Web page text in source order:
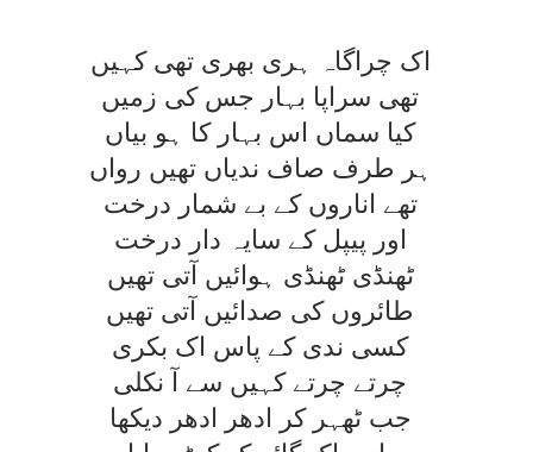
اک چراگاہ ہری بھری تھی کہيں
تھی سراپا بہار جس کی زميں
کيا سماں اس بہار کا ہو بياں
ہر طرف صاف ندياں تھيں رواں
تھے اناروں کے بے شمار درخت
اور پيپل کے سايہ دار درخت
ٹھنڈی ٹھنڈی ہوائيں آتی تھيں
طائروں کی صدائيں آتی تھيں
کسی ندی کے پاس اک بکری
چرتے چرتے کہيں سے آ نکلی
جب ٹھہر کر ادھر ادھر ديکھا